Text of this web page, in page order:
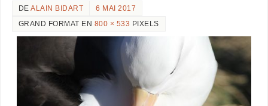
DEALAIN BIDART
6 MAI 2017
GRAND FORMAT EN 800 × 533 PIXELS